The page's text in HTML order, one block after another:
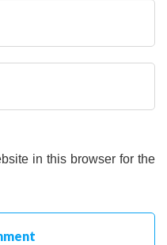
in this browser for the